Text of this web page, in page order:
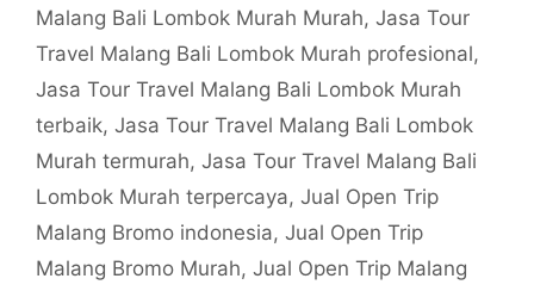
Malang Bali Lombok Murah Murah, Jasa Tour
Travel Malang Bali Lombok Murah profesional,
Jasa Tour Travel Malang Bali Lombok Murah
terbaik, Jasa Tour Travel Malang Bali Lombok
Murah termurah, Jasa Tour Travel Malang Bali
Lombok Murah terpercaya, Jual Open Trip
Malang Bromo indonesia, Jual Open Trip
Malang Bromo Murah, Jual Open Trip Malang